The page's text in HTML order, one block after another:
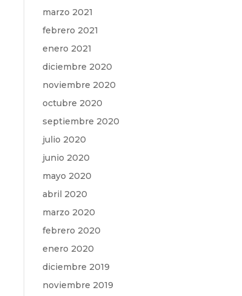
marzo 2021
febrero 2021
enero 2021
diciembre 2020
noviembre 2020
octubre 2020
septiembre 2020
julio 2020
junio 2020
mayo 2020
abril 2020
marzo 2020
febrero 2020
enero 2020
diciembre 2019
noviembre 2019